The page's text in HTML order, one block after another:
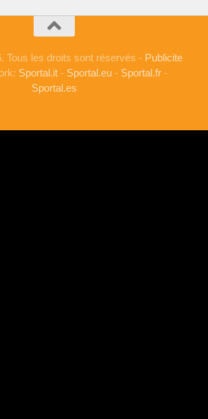
Tous les droits sont réservés - Publicite
Sportal.it - Sportal.eu - Sportal.fr -
Sportal.es